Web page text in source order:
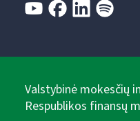
Valstybinė mokesčių
Respublikos finansų